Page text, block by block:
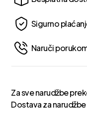
Sigurno
Naruči
Za sve narudžbe
Dostava za